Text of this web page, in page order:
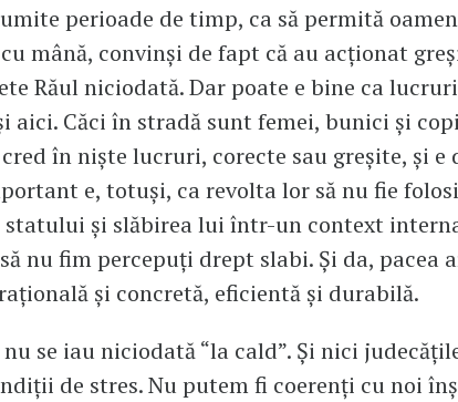
perioade de timp, ca să permită
mână, convinși de fapt că au acționat
Răul niciodată. Dar poate e bine ca
aici. Căci în stradă sunt femei, bunici și
în niște lucruri, corecte sau greșite, și
e, totuși, ca revolta lor să nu fie
statului și slăbirea lui într-un context
nu fim percepuți drept slabi. Și da, pacea
și concretă, eficientă și durabilă.
se iau niciodată “la cald”. Și nici
de stres. Nu putem fi coerenți cu noi